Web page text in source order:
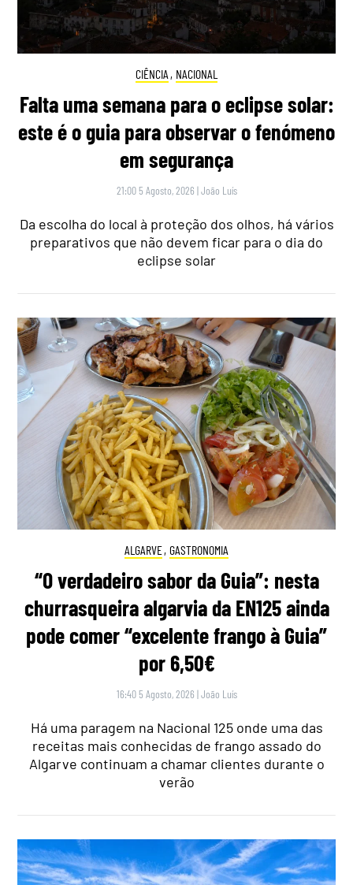
CIÊNCIA , NACIONAL
Falta uma semana para o eclipse solar:
este é o guia para observar o fenómeno
em segurança
21:00 5 Agosto, 2026 |João Luís
Da escolha do local à proteção dos olhos, há vários
preparativos que não devem ficar para o dia do
eclipse solar
ALGARVE, GASTRONOMIA
“O verdadeiro sabor da Guia”: nesta
churrasqueira algarvia da EN125 ainda
pode comer “excelente frango à Guia”
por 6,50€
16:40 5 Agosto, 2026 |João Luís
Há uma paragem na Nacional 125 onde uma das
receitas mais conhecidas de frango assado do
Algarve continuam a chamar clientes durante o
verão